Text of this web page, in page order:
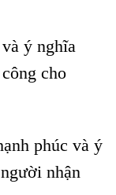
ý nghĩa
cho
phúc và ý
nhận